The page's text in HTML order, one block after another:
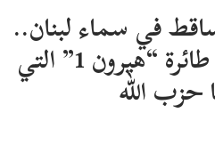
في سماء لبنان..
تعرف على قدرات طائرة “هيرون 1” التي
الله